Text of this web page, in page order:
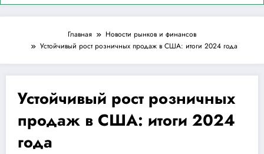
Главная
Новости рынков и финансов
Устойчивый рост розничных продаж в США: итоги 2024 года
Устойчивый рост розничных
продаж в США: итоги 2024
года